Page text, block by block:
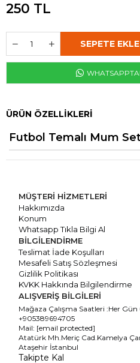
250 TL
ÜRÜN ÖZELLIKLERI
Futbol Temalı Mum
MÜŞTERİ HİZMETLERİ
Hakkımızda
Konum
Whatsapp Tıkla Bilgi Al
BİLGİLENDİRME
Teslimat İade Koşulları
Mesafeli Satış Sözleşmesi
Gizlilik Politikası
KVKK Hakkında Bilgilendirme
ALIŞVERİŞ BİLGİLERİ
Mağaza Çalışma Saatleri :Her
+905389694705
Mail: [email protected]
Atatürk Mh.Meriç Cad.Kamelya
Ataşehir İstanbul
Takipte Kal